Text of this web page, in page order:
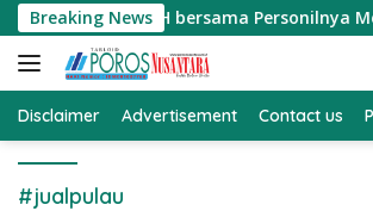
Langsung
ke
konten
Breaking Newsbersama Personilnya
Disclaimer Advertisement Contact us
#jualpulau